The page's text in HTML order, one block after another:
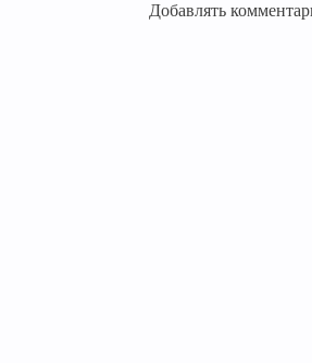
Добавлять